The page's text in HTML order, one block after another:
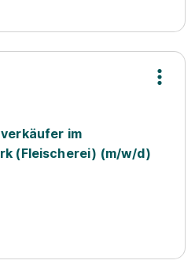
im
(Fleischerei) (m/w/d)